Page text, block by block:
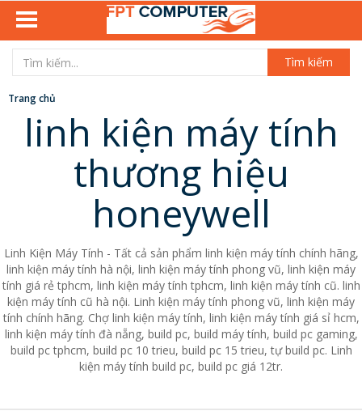
Tìm kiếm
Trang chủ
linh kiện máy tính
thương hiệu
honeywell
Linh Kiện Máy Tính - Tất cả sản phẩm linh kiện máy tính chính hãng,
linh kiện máy tính hà nội, linh kiện máy tính phong vũ, linh kiện máy
tính giá rẻ tphcm, linh kiện máy tính tphcm, linh kiện máy tính cũ. linh
kiện máy tính cũ hà nội. Linh kiện máy tính phong vũ, linh kiện máy
tính chính hãng. Chợ linh kiện máy tính, linh kiện máy tính giá sỉ hcm,
linh kiện máy tính đà nẵng, build pc, build máy tính, build pc gaming,
build pc tphcm, build pc 10 trieu, build pc 15 trieu, tự build pc. Linh
kiện máy tính build pc, build pc giá 12tr.